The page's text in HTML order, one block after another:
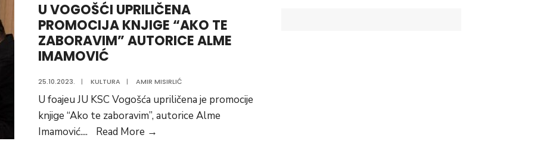
EHF
EVROPSKOG
KUPA
PROTIV
ČEŠKE
EKIPE
U VOGOŠĆI UPRILIČENA
PROMOCIJA KNJIGE “AKO TE
ZABORAVIM” AUTORICE ALME
IMAMOVIĆ
25.10.2023. | KULTURA | AMIR MISIRLIĆ
U foajeu JU KSC Vogošća upriličena je promocije
knjige “Ako te zaboravim”, autorice Alme
Imamović.... Read More →